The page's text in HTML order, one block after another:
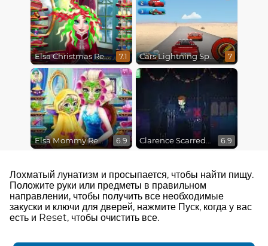
Elsa Christmas Real Haircuts 7.1 Cars Lightning Speed 7
Elsa Mommy Real Makeover 6.9 Clarence Scarred Silly 6.9
Лохматый лунатизм и просыпается, чтобы найти пищу.
Положите руки или предметы в правильном
направлении, чтобы получить все необходимые
закуски и ключи для дверей, нажмите Пуск, когда у вас
есть и Reset, чтобы очистить все.